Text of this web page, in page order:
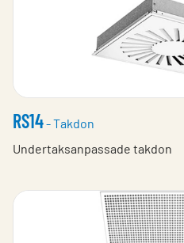
RS14- Takdon
Undertaksanpassade takdon